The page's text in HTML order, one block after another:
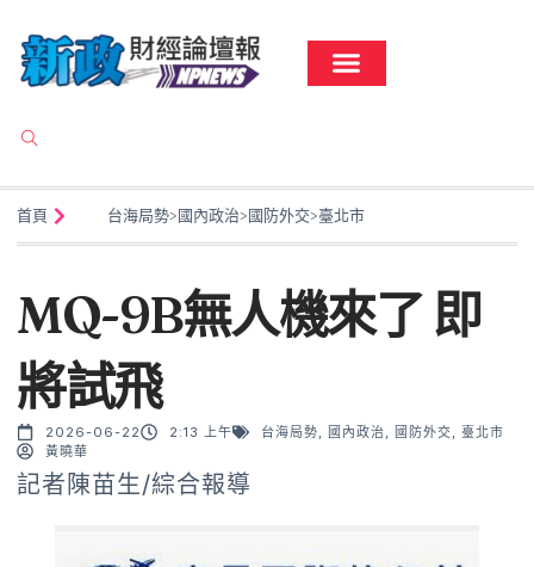
首頁 台海局勢>國內政治>國防外交>臺北市
MQ-9B無人機來了 即
將試飛
2026-06-22 2:13 上午 台海局勢 國內政治 國防外交
臺北市
黃曉華
記者陳苗生/綜合報導